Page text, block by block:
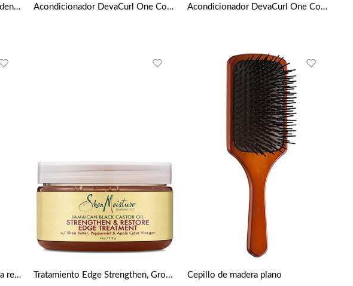
DevaCurl One Condition Decadence (acondicionador crema diario – para el pelo super rizado) 946ml / 32oz Acondicionador DevaCurl One Condition Original 946 Ml Acondicionador DevaCurl One Condition Original 355 Ml
Loción moldeadora con fórmula reparadora y fortalecedora de aceite de ricino negro jamaicano de Shea Moisture Tratamiento Edge Strengthen, Grow & Repair con Aceite de Ricino Negro Jamaicano de Shea Moisture 118 ml Cepillo de madera plano